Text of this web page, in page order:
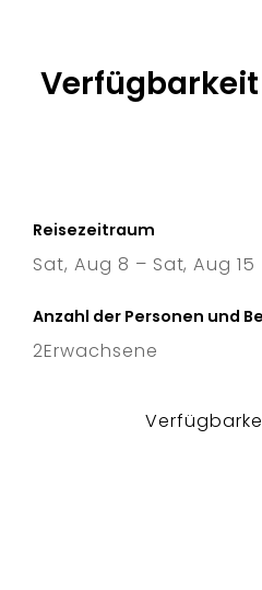
Reisezeitraum
Sat, Aug 8 – Sat, Aug 15
Anzahl der Personen und
2Erwachsene